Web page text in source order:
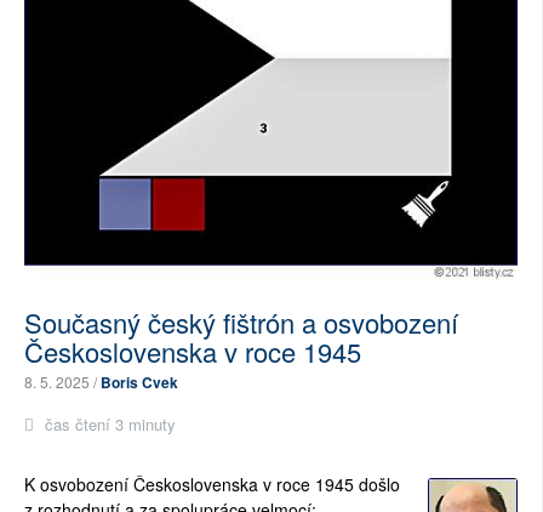
Současný český fištrón a osvobození
Československa v roce 1945
8. 5. 2025 /Boris Cvek
čas čtení 3 minuty
K osvobození Československa v roce 1945 došlo